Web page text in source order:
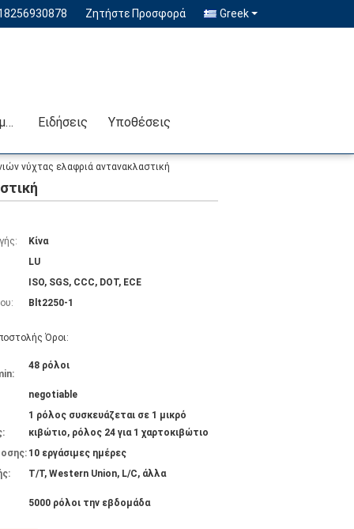
Ζητήστε Προσφορά Greek
Επικοινωνήστε μαζί μας Ειδήσεις Υποθέσεις
νύχτας ελαφριά αντανακλαστική
Κίνα
LU
ISO, SGS, CCC, DOT, ECE
Blt2250-1
Όροι:
48 ρόλοι
negotiable
1 ρόλος συσκευάζεται σε 1 μικρό
κιβώτιο, ρόλος 24 για 1 χαρτοκιβώτιο
10 εργάσιμες ημέρες
T/T, Western Union, L/C, άλλα
5000 ρόλοι την εβδομάδα